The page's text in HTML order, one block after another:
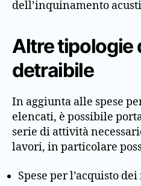
dell’inquinamento
Altre tipologie
detraibile
In aggiunta alle spese
elencati, è possibile
serie di attività
lavori, in particolare
Spese per l’acquisto